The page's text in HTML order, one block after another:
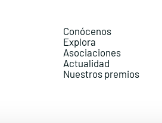
Conócenos
Explora
Asociaciones
Actualidad
Nuestros premios